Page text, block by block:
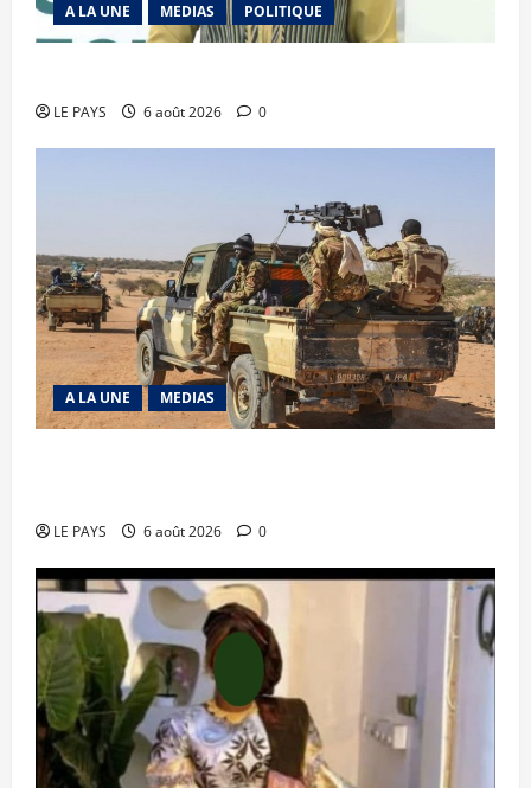
A LA UNE MEDIAS POLITIQUE
LE PAYS 6 août 2026 0
A LA UNE MEDIAS
LE PAYS 6 août 2026 0